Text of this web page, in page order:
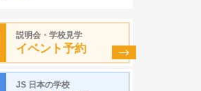
説明会・学校見学
イベント予約
JS 日本の学校